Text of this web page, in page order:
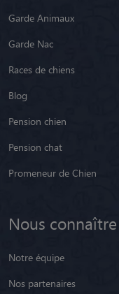
Garde Animaux
Garde Nac
Races de chiens
Blog
Pension chien
Pension chat
Promeneur de Chien
Nous connaître
Notre équipe
Nos partenaires